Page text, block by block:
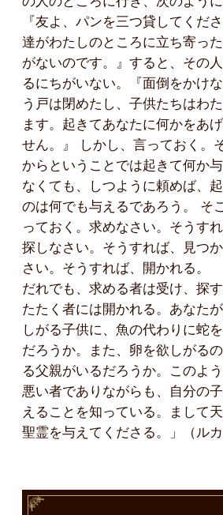
『友よ、パンを三つ貸してくだ
達がわたしのところに立ち寄っ
がないのです。』すると、その
るにちがいない。『面倒をかけ
う戸は閉めたし、子供たちはわ
ます。起きてあなたに何かをあ
せん。』 しかし、言っておく。
からということでは起きて何か
なくても、しつように頼めば、
のは何でも与えるであろう。 そ
っておく。求めなさい。そうす
探しなさい。そうすれば、見つ
さい。そうすれば、開かれる。
だれでも、求める者は受け、探
たたく者には開かれる。あなた
しがる子供に、魚の代わりに蛇
だろうか。また、卵を欲しがる
る父親がいるだろうか。このよ
悪い者でありながらも、自分の
えることを知っている。まして
聖霊を与えてくださる。」（ルカ